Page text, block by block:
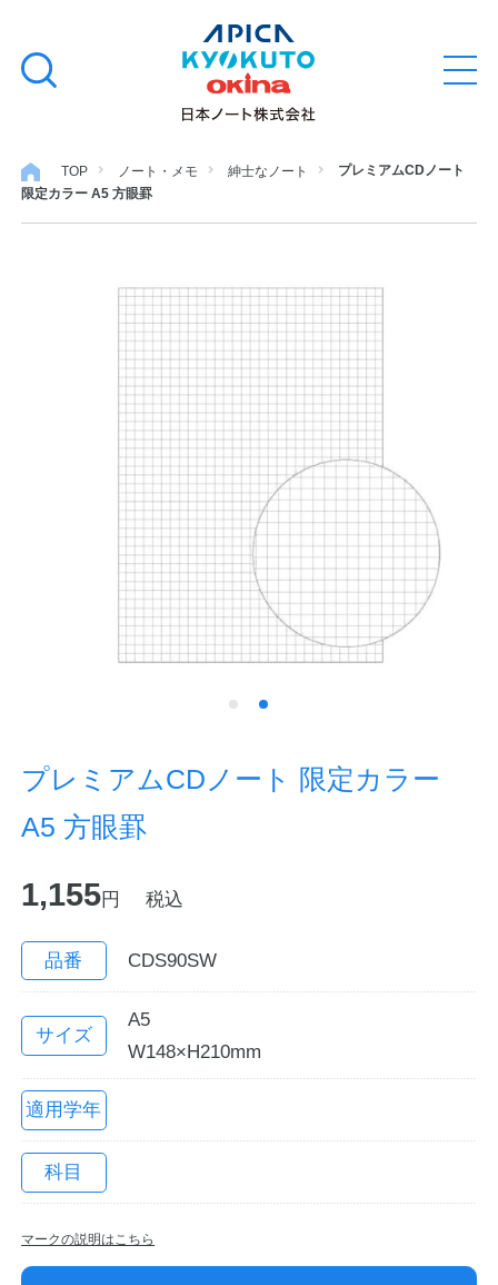
文
キ
ッ
開
検
る
ノート・メモ
ファイル・バインダー
日用・事務用品
特集・コラム
ノートの豆知識
探求・自主学習のすすめ
工場フォトツアー
企業情報
カタログ
English
TOP ノート・メモ 紳士なノート
プレミアムCDノート
限定カラー A5 方眼罫
プレミアムCDノート 限定カラー
A5 方眼罫
1,155円 税込
品番 CDS90SW
サイズ
A5
W148×H210mm
適用学年
科目
マークの説明はこちら